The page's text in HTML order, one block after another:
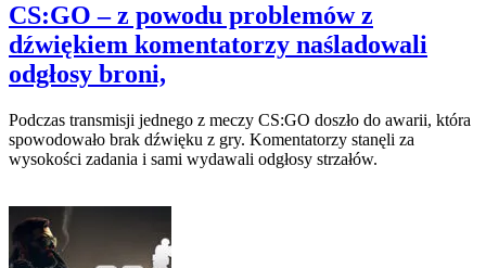
CS:GO – z powodu problemów z
dźwiękiem komentatorzy naśladowali
odgłosy broni,
Podczas transmisji jednego z meczy CS:GO doszło do awarii, która
spowodowało brak dźwięku z gry. Komentatorzy stanęli za
wysokości zadania i sami wydawali odgłosy strzałów.